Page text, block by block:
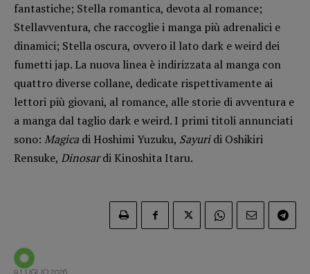
DOSSIER
12 dicembre
Blade Runner 40
Editoria
Intelligenza Artificiale
Maestri sommersi
Pasolini 1922-2022
Psichedelia
Tornare a Ballard
fantastiche; Stella romantica, devota al romance;
Stellavventura, che raccoglie i manga più adrenalici e
dinamici; Stella oscura, ovvero il lato dark e weird dei
fumetti jap. La nuova linea è indirizzata al manga con
quattro diverse collane, dedicate rispettivamente ai
lettori più giovani, al romance, alle storie di avventura e
a manga dal taglio dark e weird. I primi titoli annunciati
sono: Magica di Hoshimi Yuzuku, Sayuridi Oshikiri
Rensuke, Dinosardi Kinoshita Itaru.